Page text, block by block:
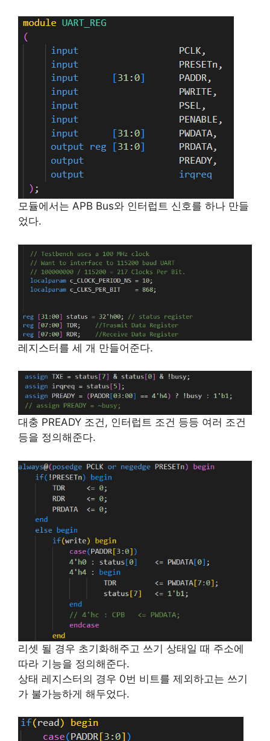
모듈에서는 APB Bus와 인터럽트 신호를 하나 만들
었다.
레지스터를 세 개 만들어준다.
대충 PREADY 조건, 인터럽트 조건 등등 여러 조건
등을 정의해준다.
리셋 될 경우 초기화해주고 쓰기 상태일 때 주소에
따라 기능을 정의해준다.
상태 레지스터의 경우 0번 비트를 제외하고는 쓰기
가 불가능하게 해두었다.